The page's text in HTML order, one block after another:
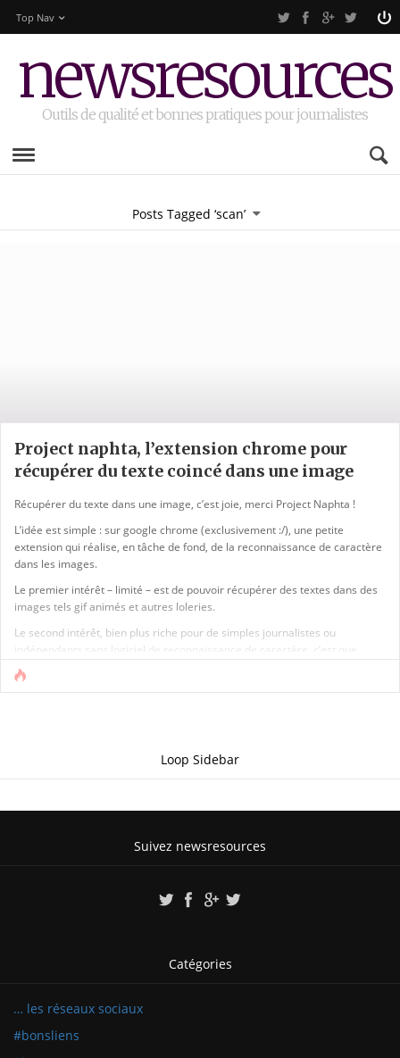
Top Nav
newsresources
Outils de qualité et bonnes pratiques pour journalistes
Posts Tagged ‘scan’
Project naphta, l’extension chrome pour
récupérer du texte coincé dans une image
Récupérer du texte dans une image, c’est joie, merci Project Naphta !
L’idée est simple : sur google chrome (exclusivement :/), une petite
extension qui réalise, en tâche de fond, de la reconnaissance de caractère
dans les images.
Le premier intérêt – limité – est de pouvoir récupérer des textes dans des
images tels gif animés et autres loleries.
Le second intérêt, bien plus riche pour de simples journalistes ou
indépendants sans logiciel de reconnaissance de caractère, c’est que
project naphta fonctionne aussi sur des documents que vous avez en local
sur votre ordinateur. Du coup, imaginez un pdf qui est le scan d’une
Loop Sidebar
Suivez newsresources
Catégories
… les réseaux sociaux
#bonsliens